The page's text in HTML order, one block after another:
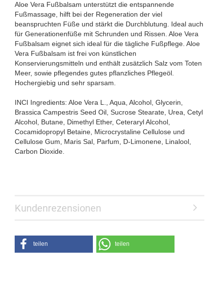
Aloe Vera Fußbalsam unterstützt die entspannende
Fußmassage, hilft bei der Regeneration der viel
beanspruchten Füße und stärkt die Durchblutung. Ideal auch
für Generationenfüße mit Schrunden und Rissen. Aloe Vera
Fußbalsam eignet sich ideal für die tägliche Fußpflege. Aloe
Vera Fußbalsam ist frei von künstlichen
Konservierungsmitteln und enthält zusätzlich Salz vom Toten
Meer, sowie pflegendes gutes pflanzliches Pflegeöl.
Hochergiebig und sehr sparsam.
INCI Ingredients: Aloe Vera L., Aqua, Alcohol, Glycerin,
Brassica Campestris Seed Oil, Sucrose Stearate, Urea, Cetyl
Alcohol, Butane, Dimethyl Ether, Ceteraryl Alcohol,
Cocamidopropyl Betaine, Microcrystaline Cellulose und
Cellulose Gum, Maris Sal, Parfum, D-Limonene, Linalool,
Carbon Dioxide.
Kundenrezensionen
teilen teilen